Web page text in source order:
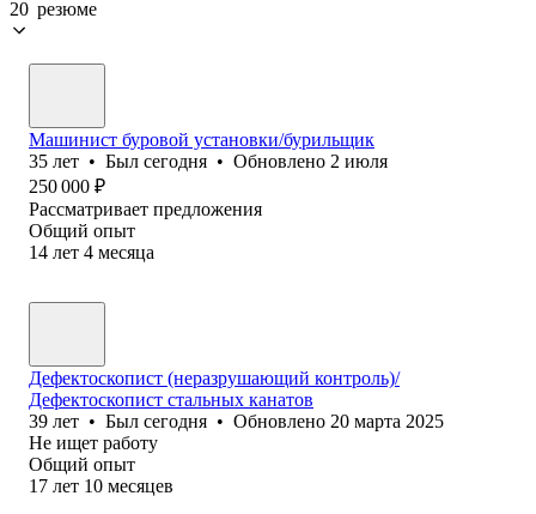
20 резюме
Машинист буровой установки/бурильщик
35 лет • Был сегодня • Обновлено 2 июля
250 000 ₽
Рассматривает предложения
Общий опыт
14 лет 4 месяца
Дефектоскопист (неразрушающий контроль)/
Дефектоскопист стальных канатов
39 лет • Был сегодня • Обновлено 20 марта 2025
Не ищет работу
Общий опыт
17 лет 10 месяцев